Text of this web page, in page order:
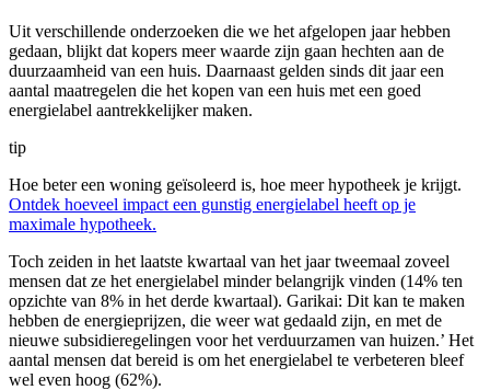
Uit verschillende onderzoeken die we het afgelopen jaar hebben
gedaan, blijkt dat kopers meer waarde zijn gaan hechten aan de
duurzaamheid van een huis. Daarnaast gelden sinds dit jaar een
aantal maatregelen die het kopen van een huis met een goed
energielabel aantrekkelijker maken.
tip
Hoe beter een woning geïsoleerd is, hoe meer hypotheek je krijgt.
Ontdek hoeveel impact een gunstig energielabel heeft op je
maximale hypotheek.
Toch zeiden in het laatste kwartaal van het jaar tweemaal zoveel
mensen dat ze het energielabel minder belangrijk vinden (14% ten
opzichte van 8% in het derde kwartaal). Garikai: Dit kan te maken
hebben de energieprijzen, die weer wat gedaald zijn, en met de
nieuwe subsidieregelingen voor het verduurzamen van huizen.’ Het
aantal mensen dat bereid is om het energielabel te verbeteren bleef
wel even hoog (62%).